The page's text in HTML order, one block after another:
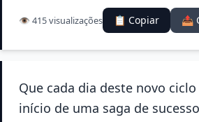
👁️ 415 visualizações 📋 Copiar 📤
Que cada dia deste novo
início de uma saga de